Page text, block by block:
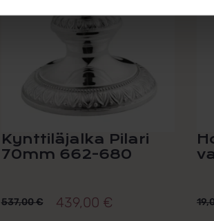
Kynttiläjalka Pilari
70mm 662-680
537,00€
Alkuperäinen
439,00 €
Nykyinen